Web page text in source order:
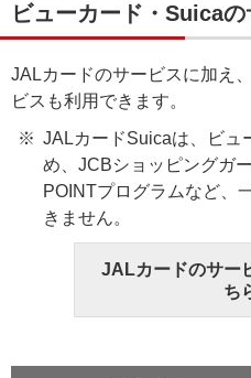
ビューカード・Suicaの
JALカードのサービスに加え
ビスも利用できます。
JALカードSuicaは、ビュ
め、JCBショッピングガ
POINTプログラムなど、
きません。
JALカードのサー
ち